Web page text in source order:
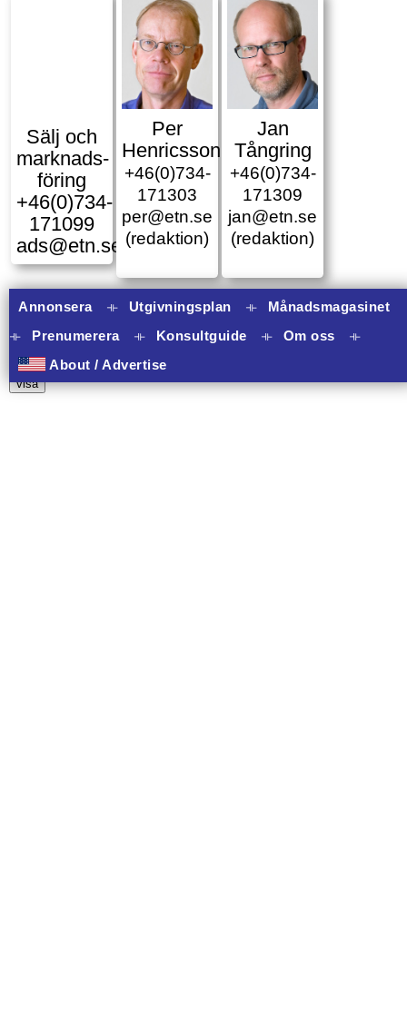
Sälj och
marknads­
föring
+46(0)734-
171099
ads@etn.se
Per
Henricsson
+46(0)734-
171303
per@etn.se
(redaktion)
Jan
Tångring
+46(0)734-
171309
jan@etn.se
(redaktion)
Annonsera ⟛ Utgivningsplan ⟛
Månadsmagasinet
⟛
Prenumerera ⟛ Konsultguide ⟛ Om oss
⟛
About / Advertise
11 banners varav 11 har onclick.